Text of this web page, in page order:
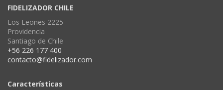
FIDELIZADOR CHILE
Los Leones 2225
Providencia
Santiago de Chile
+56 226 177 400
contacto@fidelizador.com
Características